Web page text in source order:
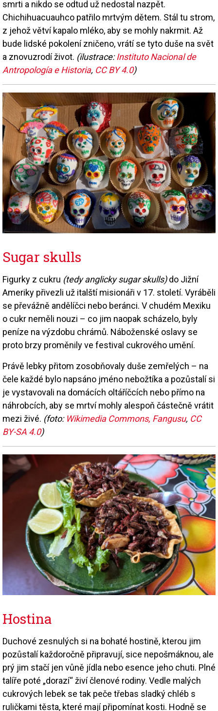
smrti a nikdo se odtud už nedostal nazpět.
Chichihuacuauhco patřilo mrtvým dětem. Stál tu strom,
z jehož větví kapalo mléko, aby se mohly nakrmit. Až
bude lidské pokolení zničeno, vrátí se tyto duše na svět
a znovuzrodí život. (ilustrace:Instituto Nacional de
Antropología e Historia, CC BY 4.0)
Sugar skulls
Figurky z cukru (tedy anglicky sugar skulls)do Jižní
Ameriky přivezli už italští misionáři v 17. století. Vyráběli
se převážně andělíčci nebo beránci. V chudém Mexiku
o cukr neměli nouzi – co jim naopak scházelo, byly
peníze na výzdobu chrámů. Náboženské oslavy se
proto brzy proměnily ve festival cukrového umění.
Právě lebky přitom zosobňovaly duše zemřelých – na
čele každé bylo napsáno jméno nebožtíka a pozůstalí si
je vystavovali na domácích oltáříčcích nebo přímo na
náhrobcích, aby se mrtví mohly alespoň částečně vrátit
mezi živé. (foto: Wikimedia Commons, Fangusu, CC
BY-SA 4.0)
Hostina
Duchové zesnulých si na bohaté hostině, kterou jim
pozůstalí každoročně připravují, sice nepošmáknou, ale
prý jim stačí jen vůně jídla nebo esence jeho chuti. Plné
talíře poté „dorazí“ živí členové rodiny. Vedle malých
cukrových lebek se tak peče třebas sladký chléb s
ruličkami těsta, které mají připomínat kosti. Hodně se